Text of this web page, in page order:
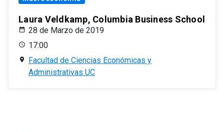
Laura Veldkamp, Columbia Business School
28 de Marzo de 2019
17:00
Facultad de Ciencias Económicas y
Administrativas UC